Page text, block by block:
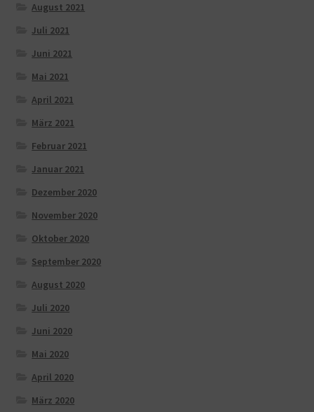
August 2021
Juli 2021
Juni 2021
Mai 2021
April 2021
März 2021
Februar 2021
Januar 2021
Dezember 2020
November 2020
Oktober 2020
September 2020
August 2020
Juli 2020
Juni 2020
Mai 2020
April 2020
März 2020